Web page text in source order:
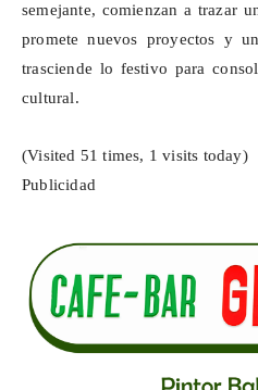
semejante, comienzan a trazar
promete nuevos proyectos y
trasciende lo festivo para
cultural.
(Visited 51 times, 1 visits today)
Publicidad